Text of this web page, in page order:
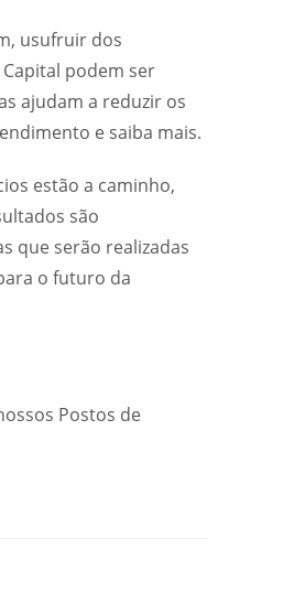
usufruir dos
podem ser
ajudam a reduzir os
e saiba mais.
estão a caminho,
são
que serão realizadas
o futuro da
Postos de